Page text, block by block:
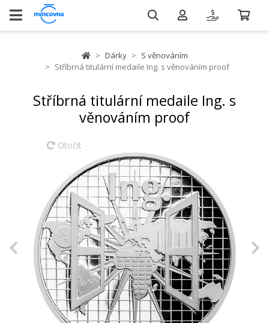
Dárky
S věnováním
Stříbrná titulární medaile Ing. s věnováním proof
Stříbrná titulární medaile Ing. s
věnováním proof
Otočit
Previous